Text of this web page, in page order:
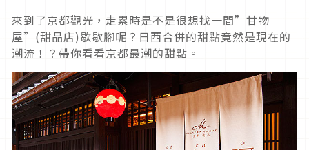
來到了京都觀光，走累時是不是很想找一間”甘物
屋”(甜品店)歇歇腳呢？日西合併的甜點竟然是現在的
潮流！？帶你看看京都最潮的甜點。